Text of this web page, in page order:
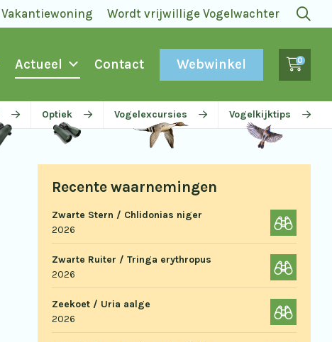
Vakantiewoning Wordt vrijwillige Vogelwachter
Actueel Contact Webwinkel 0
Optiek Vogelexcursies Vogelkijktips
Recente waarnemingen
Zwarte Stern / Chlidonias niger
2026
Zwarte Ruiter / Tringa erythropus
2026
Zeekoet / Uria aalge
2026